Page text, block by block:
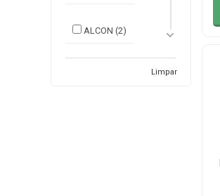
ALCON (2)
Limpar